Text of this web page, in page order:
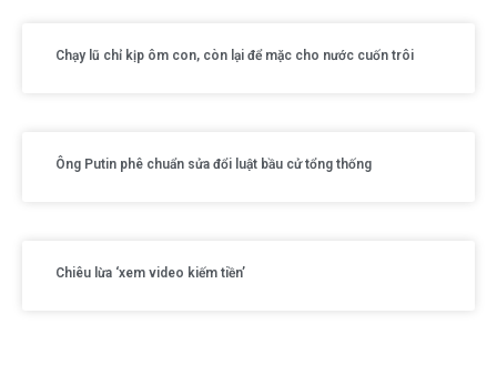
Chạy lũ chỉ kịp ôm con, còn lại để mặc cho nước cuốn trôi
Ông Putin phê chuẩn sửa đổi luật bầu cử tổng thống
Chiêu lừa ‘xem video kiếm tiền’